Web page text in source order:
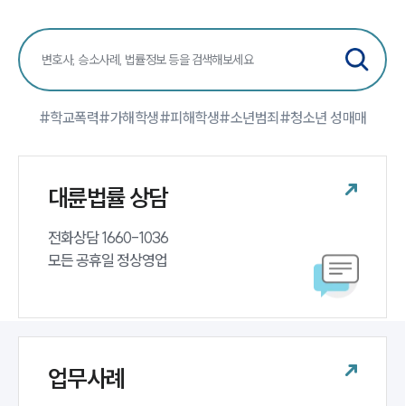
팀소개
대륜의 강점
글로벌 파트너 로펌
#학교폭력#가해학생#피해학생#소년범죄 #청소년 성매매
대륜법률 상담
전화상담 1660-1036
모든 공휴일 정상영업
업무사례